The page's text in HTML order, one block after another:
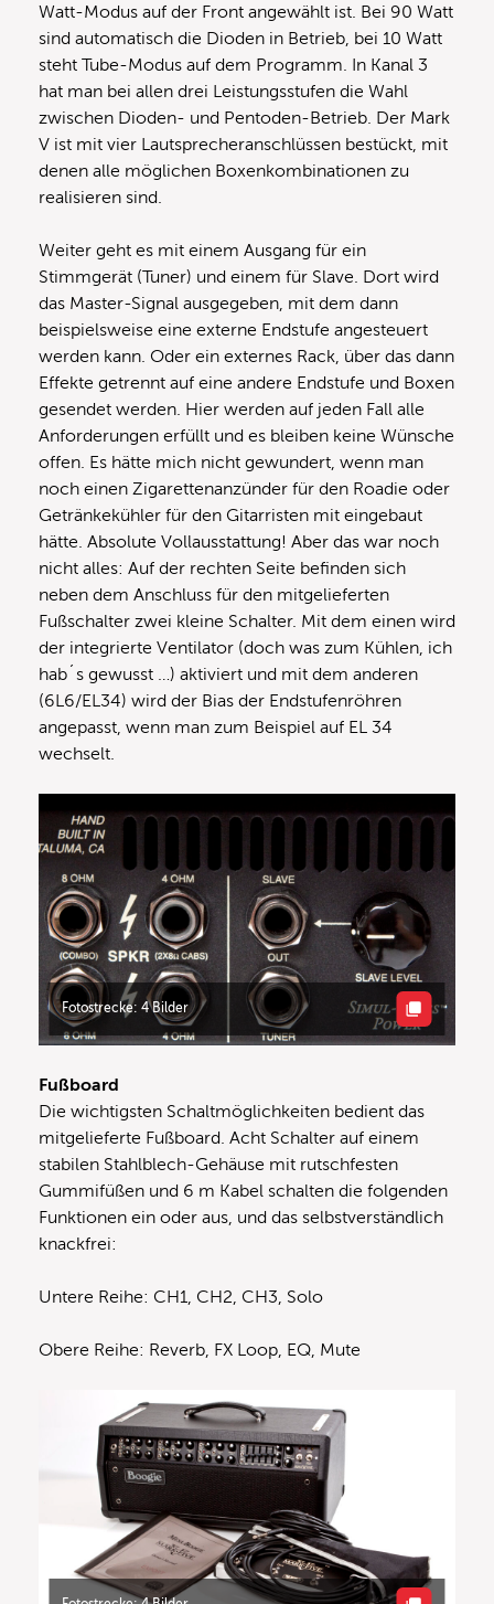
Watt-Modus auf der Front angewählt ist. Bei 90 Watt
sind automatisch die Dioden in Betrieb, bei 10 Watt
steht Tube-Modus auf dem Programm. In Kanal 3
hat man bei allen drei Leistungsstufen die Wahl
zwischen Dioden- und Pentoden-Betrieb. Der Mark
V ist mit vier Lautsprecheranschlüssen bestückt, mit
denen alle möglichen Boxenkombinationen zu
realisieren sind.
Weiter geht es mit einem Ausgang für ein
Stimmgerät (Tuner) und einem für Slave. Dort wird
das Master-Signal ausgegeben, mit dem dann
beispielsweise eine externe Endstufe angesteuert
werden kann. Oder ein externes Rack, über das dann
Effekte getrennt auf eine andere Endstufe und Boxen
gesendet werden. Hier werden auf jeden Fall alle
Anforderungen erfüllt und es bleiben keine Wünsche
offen. Es hätte mich nicht gewundert, wenn man
noch einen Zigarettenanzünder für den Roadie oder
Getränkekühler für den Gitarristen mit eingebaut
hätte. Absolute Vollausstattung! Aber das war noch
nicht alles: Auf der rechten Seite befinden sich
neben dem Anschluss für den mitgelieferten
Fußschalter zwei kleine Schalter. Mit dem einen wird
der integrierte Ventilator (doch was zum Kühlen, ich
hab´s gewusst …) aktiviert und mit dem anderen
(6L6/EL34) wird der Bias der Endstufenröhren
angepasst, wenn man zum Beispiel auf EL 34
wechselt.
Fotostrecke: 4 Bilder
Fußboard
Die wichtigsten Schaltmöglichkeiten bedient das
mitgelieferte Fußboard. Acht Schalter auf einem
stabilen Stahlblech-Gehäuse mit rutschfesten
Gummifüßen und 6 m Kabel schalten die folgenden
Funktionen ein oder aus, und das selbstverständlich
knackfrei:
Untere Reihe: CH1, CH2, CH3, Solo
Obere Reihe: Reverb, FX Loop, EQ, Mute